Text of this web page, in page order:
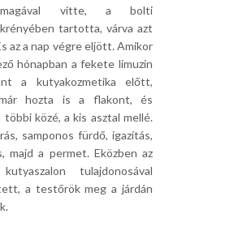
vitte, a bolti
tartotta, várva azt
az a nap végre eljött. Amikor
hónapban a fekete limuzin
a kutyakozmetika előtt,
hozta is a flakont, és
közé, a kis asztal mellé.
samponos fürdő, igazítás,
majd a permet. Eközben az
tulajdonosával
a testőrök meg a járdán